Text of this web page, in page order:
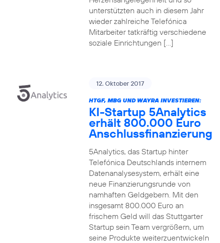
unterstützten auch in diesem Jahr
wieder zahlreiche Telefónica
Mitarbeiter tatkräftig verschiedene
soziale Einrichtungen […]
12. Oktober 2017
HTGF, MBG UND WAYRA INVESTIEREN:
KI-Startup 5Analytics
erhält 800.000 Euro
Anschlussfinanzierung
5Analytics, das Startup hinter
Telefónica Deutschlands internem
Datenanalysesystem, erhält eine
neue Finanzierungsrunde von
namhaften Geldgebern. Mit den
insgesamt 800.000 Euro an
frischem Geld will das Stuttgarter
Startup sein Team vergrößern, um
seine Produkte weiterzuentwickeln